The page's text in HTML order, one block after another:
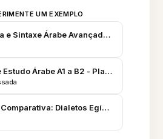
UM EXEMPLO
e Sintaxe Árabe Avançada - Notas do
Árabe A1 a B2 - Plano de Projeto
Dialetos Egípcio,